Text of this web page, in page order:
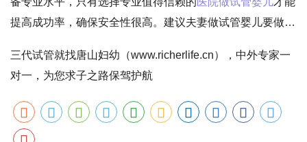
并不会生出不健康的宝宝。
提高成功率，确保安全性很高。建议夫妻做试管婴儿要做好
提高试管婴儿成功率 会有更多优势，可让自己轻松生宝宝。
三代试管就找唐山妇幼（www.richerlife.cn），中外专家一
对一，为您求子之路保驾护航